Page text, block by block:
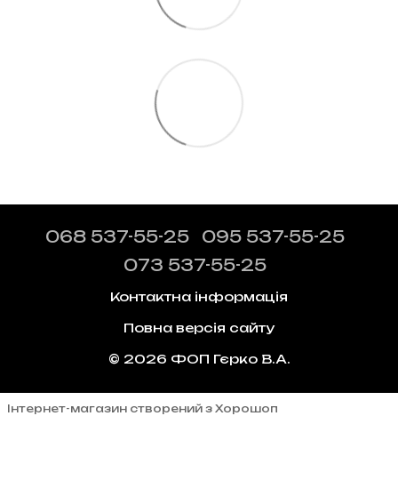
068 537-55-25
095 537-55-25
073 537-55-25
Контактна інформація
Повна версія сайту
© 2026 ФОП Гєрко В.А.
Інтернет-магазин створений з Хорошоп